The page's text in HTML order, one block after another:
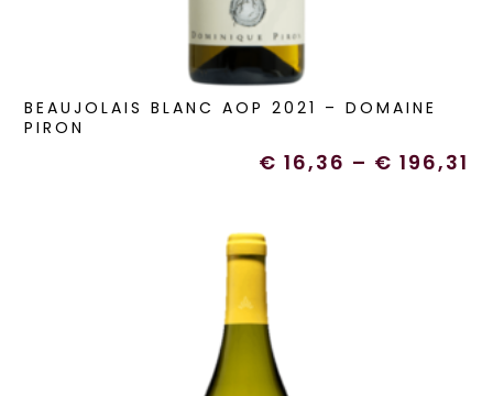
BEAUJOLAIS BLANC AOP 2021 – DOMAINE
PIRON
€ 16,36 – € 196,31